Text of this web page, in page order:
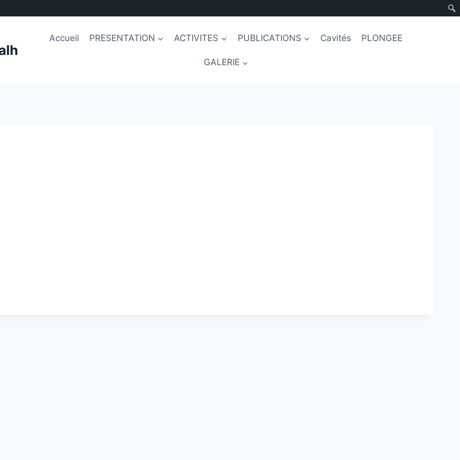
Accueil PRESENTATION ACTIVITES PUBLICATIONS Cavités PLONGEE
GALERIE